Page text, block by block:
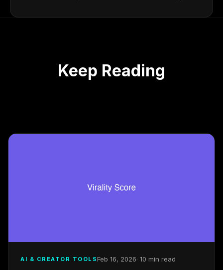
Keep Reading
AI & CREATOR TOOLSFeb 16, 2026· 10 min read